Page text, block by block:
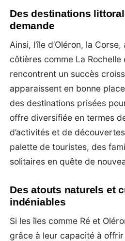
Des destinations
demande
Ainsi, l’île d’Oléron, la
côtières comme La Rochelle
rencontrent un succès
apparaissent en bonne
des destinations prisées
offre diversifiée en termes
d’activités et de
palette de touristes, des
solitaires en quête de
Des atouts naturels et
indéniables
Si les îles comme Ré et
grâce à leur capacité à